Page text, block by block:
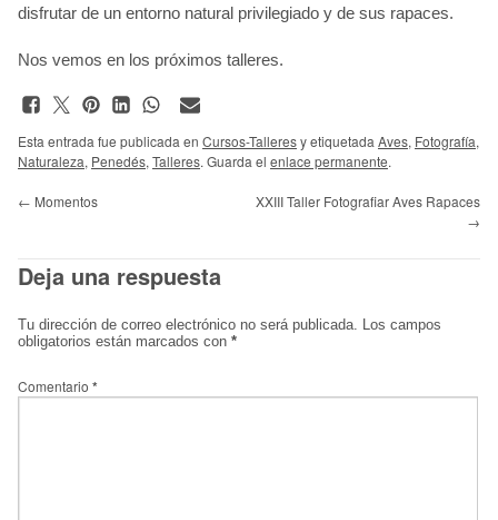
disfrutar de un entorno natural privilegiado y de sus rapaces.
Nos vemos en los próximos talleres.
Esta entrada fue publicada en Cursos-Talleresy etiquetada Aves, Fotografía,
Naturaleza, Penedés, Talleres. Guarda el enlace permanente.
← Momentos
XXIII Taller Fotografiar Aves Rapaces
→
Deja una respuesta
Tu dirección de correo electrónico no será publicada.
Los campos
obligatorios están marcados con *
Comentario *